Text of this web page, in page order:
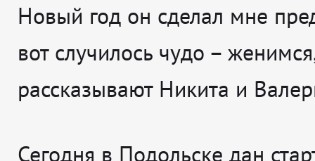
Новый год он сделал мне
вот случилось чудо – женимся
рассказывают Никита и
Сегодня в Подольске дан